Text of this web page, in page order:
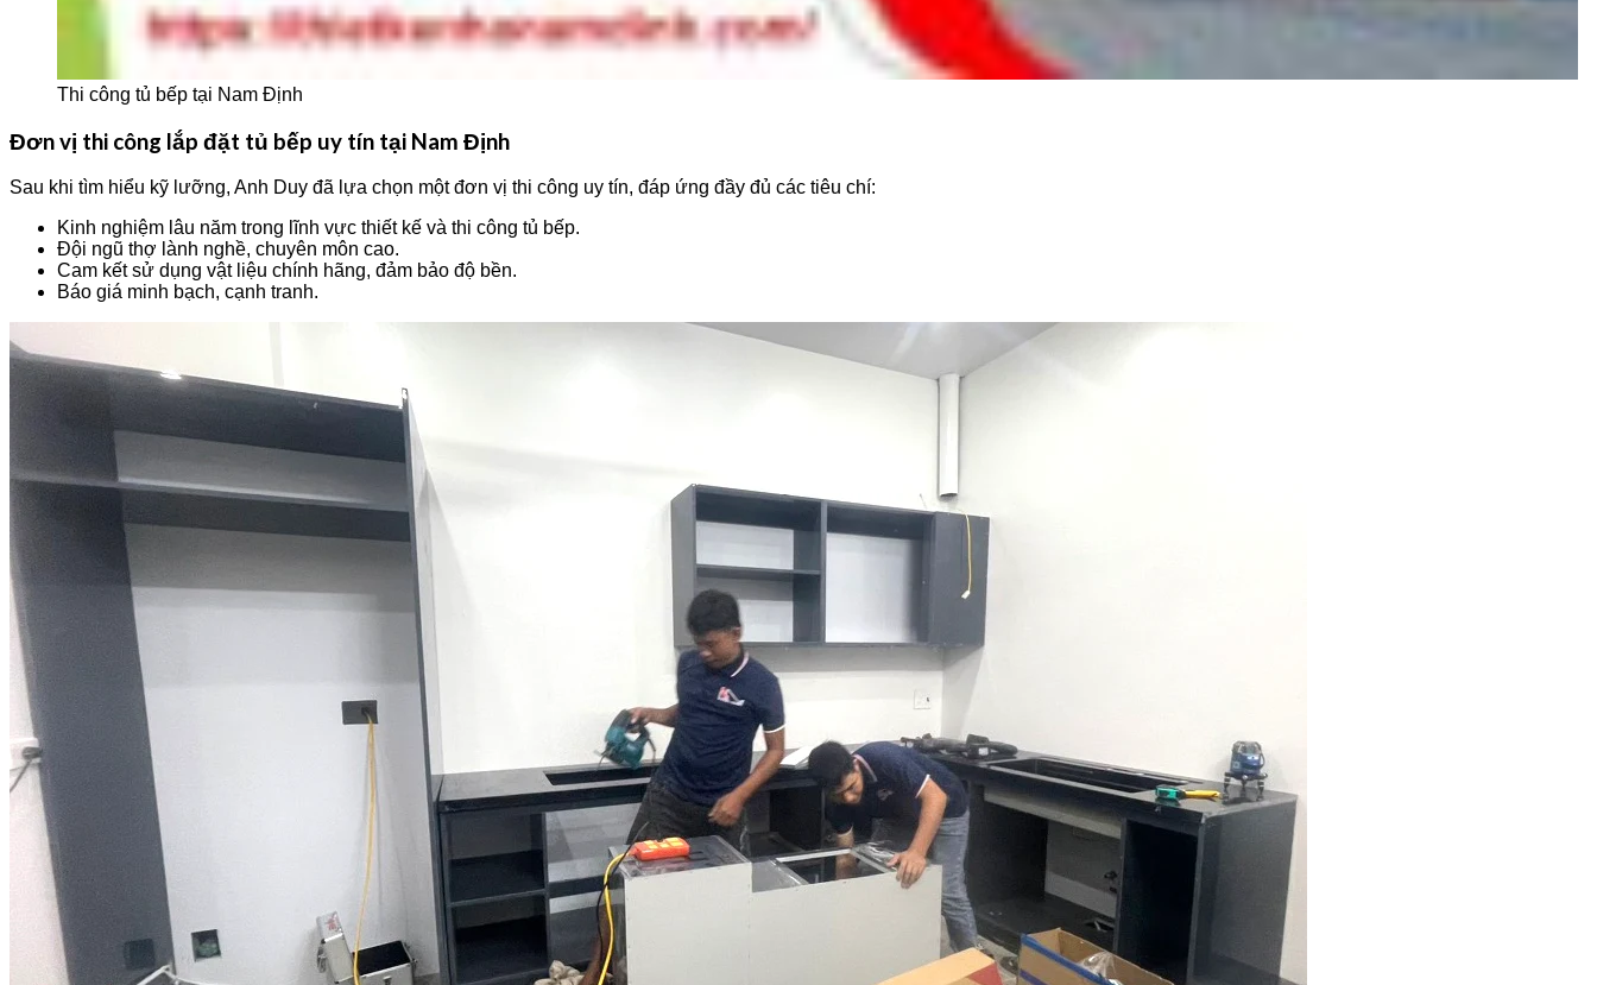
Thi công tủ bếp tại Nam Định
Đơn vị thi công lắp đặt tủ bếp uy tín tại Nam Định
Sau khi tìm hiểu kỹ lưỡng, Anh Duy đã lựa chọn một đơn vị thi công uy tín, đáp ứng đầy đủ các tiêu chí:
Kinh nghiệm lâu năm trong lĩnh vực thiết kế và thi công tủ bếp.
Đội ngũ thợ lành nghề, chuyên môn cao.
Cam kết sử dụng vật liệu chính hãng, đảm bảo độ bền.
Báo giá minh bạch, cạnh tranh.